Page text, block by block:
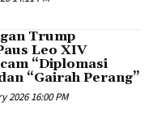
Trump
Leo XIV
“Diplomasi
“Gairah Perang”
2026 16:00 PM